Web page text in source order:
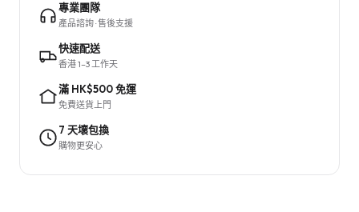
專業團隊
產品諮詢 · 售後支援
快速配送
香港 1–3 工作天
滿 HK$500 免運
免費送貨上門
7 天壞包換
購物更安心